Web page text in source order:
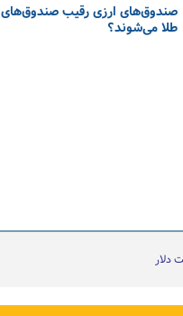
صندوق‌های ارزی رقیب صندوق‌های
طلا می‌شوند؟
دلار